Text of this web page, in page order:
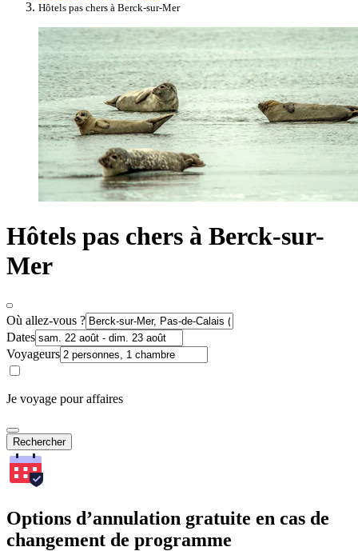
Hôtels pas chers à Berck-sur-Mer
Hôtels pas chers à Berck-sur-
Mer
Où allez-vous ?
Dates
Voyageurs
Je voyage pour affaires
Rechercher
Options d’annulation gratuite en cas de
changement de programme